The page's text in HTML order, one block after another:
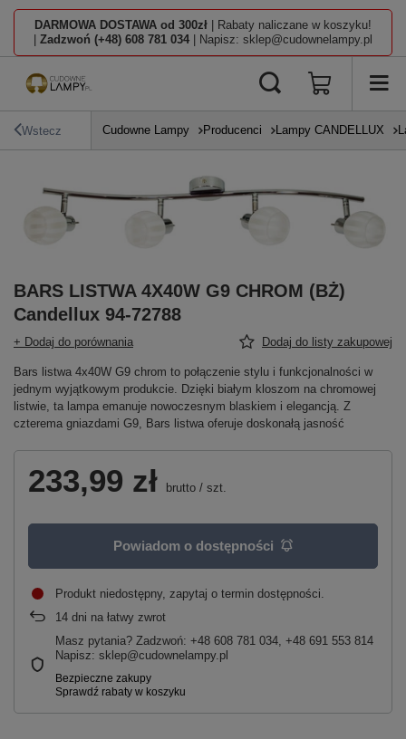
DARMOWA DOSTAWA od 300zł | Rabaty naliczane w koszyku!
Zadzwoń (+48) 608 781 034 | Napisz: sklep@cudownelampy.pl
Wstecz Cudowne Lampy Producenci Lampy CANDELLUX
BARS LISTWA 4X40W G9 CHROM (BŻ)
Candellux 94-72788
+ Dodaj do porównania Dodaj do listy zakupowej
Bars listwa 4x40W G9 chrom to połączenie stylu i funkcjonalności w
jednym wyjątkowym produkcie. Dzięki białym kloszom na chromowej
listwie, ta lampa emanuje nowoczesnym blaskiem i elegancją. Z
czterema gniazdami G9, Bars listwa oferuje doskonałą jasność
233,99 zł brutto / szt.
Powiadom o dostępności
Produkt niedostępny, zapytaj o termin dostępności
14 dni na łatwy zwrot
Masz pytania? Zadzwoń: +48 608 781 034, +48 691 553 814
Napisz: sklep@cudownelampy.pl